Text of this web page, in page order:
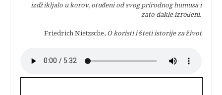
izdžikljalo u korov, otuđeni od svog prirodnog humusa i
zato dakle izrođeni.
Friedrich Nietzsche, O koristi i šteti istorije za život